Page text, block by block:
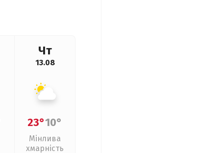
Чт
13.08
23°10°
Мінлива
хмарність